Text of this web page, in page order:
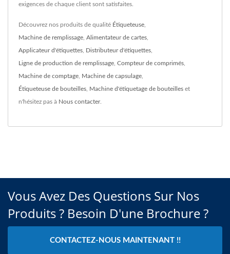
exigences de chaque client sont satisfaites.
Découvrez nos produits de qualité Étiqueteuse
Machine de remplissage Alimentateur de cartes
Applicateur d'étiquettes Distributeur d'étiquettes
Ligne de production de remplissage Compteur de comprimés
Machine de comptage Machine de capsulage
Étiqueteuse de bouteilles Machine d'étiquetage de bouteilles et
n'hésitez pas à Nous contacter.
Vous Avez Des Questions Sur Nos
Produits ? Besoin D'une Brochure ?
CONTACTEZ-NOUS MAINTENANT !!